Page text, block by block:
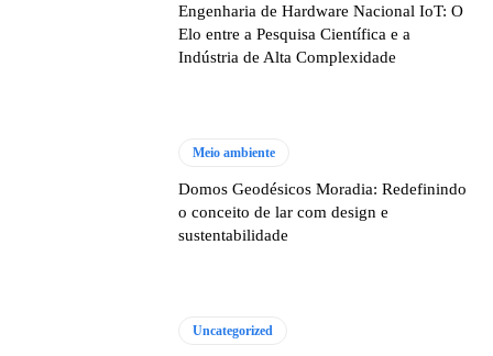
Engenharia de Hardware Nacional IoT: O
Elo entre a Pesquisa Científica e a
Indústria de Alta Complexidade
Meio ambiente
Domos Geodésicos Moradia: Redefinindo
o conceito de lar com design e
sustentabilidade
Uncategorized